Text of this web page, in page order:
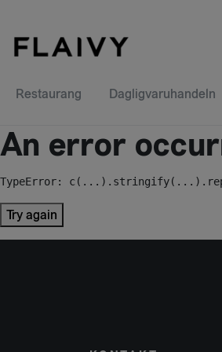
Restaurang Dagligvaruhandeln
An error
TypeError:
Try again